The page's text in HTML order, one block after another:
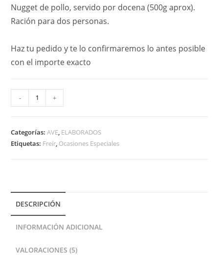
valoracione
s de
Nugget de pollo, servido por docena (500g aprox).
Ración para dos personas.
Haz tu pedido y te lo confirmaremos lo antes posible
con el importe exacto
- +
e
e
:
Categorías:AVE, ELABORADOS
Etiquetas: Freír, Ocasiones Especiales
DESCRIPCIÓN
INFORMACIÓN ADICIONAL
VALORACIONES (5)